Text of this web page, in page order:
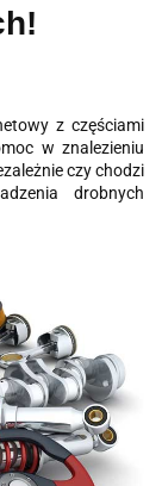
z częściami
w znalezieniu
czy chodzi
drobnych